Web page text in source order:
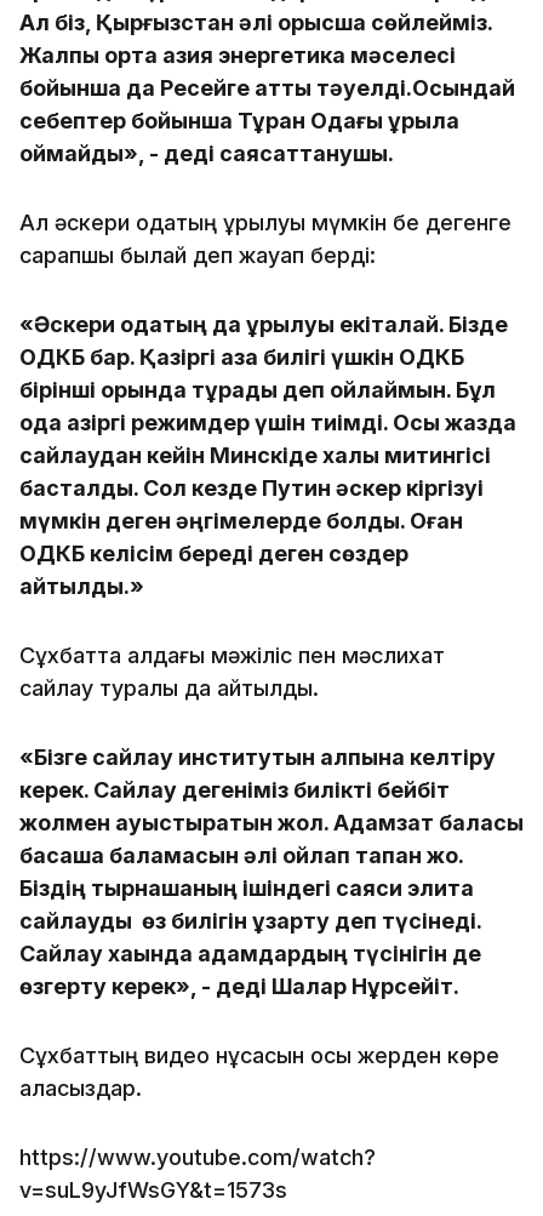
Ал біз, Қырғызстан әлі орысша сөйлейміз.
Жалпы орта азия энергетика мәселесі
бойынша да Ресейге қатты тәуелді.Осындай
себептер бойынша Тұран Одағы құрыла
қоймайды», - деді саясаттанушы.
Ал әскери одақтың құрылуы мүмкін бе дегенге
сарапшы былай деп жауап берді:
«Әскери одақтың да құрылуы екіталай. Бізде
ОДКБ бар. Қазіргі қазақ билігі үшкін ОДКБ
бірінші орында тұрады деп ойлаймын. Бұл
одақ қазіргі режимдер үшін тиімді. Осы жазда
сайлаудан кейін Минскіде халық митингісі
басталды. Сол кезде Путин әскер кіргізуі
мүмкін деген әңгімелерде болды. Оған
ОДКБ келісім береді деген сөздер
айтылды.»
Сұхбатта алдағы мәжіліс пен мәслихат
сайлау туралы да айтылды.
«Бізге сайлау институтын қалпына келтіру
керек. Сайлау дегеніміз билікті бейбіт
жолмен ауыстыратын жол. Адамзат баласы
басқаша баламасын әлі ойлап тапқан жоқ.
Біздің тырнақшаның ішіндегі саяси элита
сайлауды өз билігін ұзарту деп түсінеді.
Сайлау хақында адамдардың түсінігін де
өзгерту керек», - деді Шалқар Нұрсейіт.
Сұхбаттың видео нұсқасын осы жерден көре
аласыздар.
https://www.youtube.com/watch?
v=suL9yJfWsGY&t=1573s